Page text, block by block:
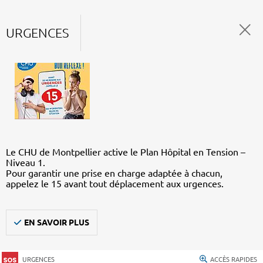
URGENCES
Le CHU de Montpellier active le Plan Hôpital en Tension –
Niveau 1.
Pour garantir une prise en charge adaptée à chacun,
appelez le 15 avant tout déplacement aux urgences.
EN SAVOIR PLUS
URGENCES ACCÈS RAPIDES